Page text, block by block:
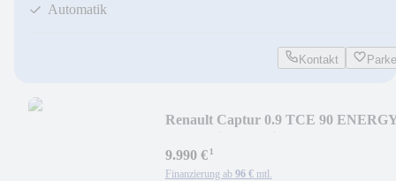
Automatik
Kontakt
Renault Captur 0.9 TCE 90
9.990 €¹
Finanzierung ab 96 € mtl.